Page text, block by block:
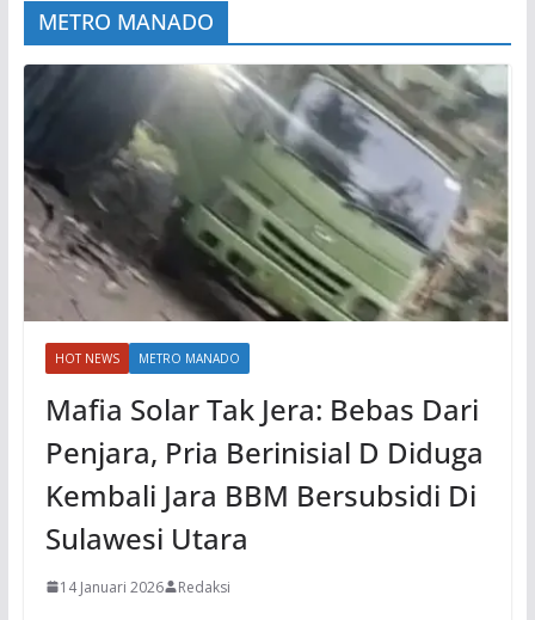
METRO MANADO
HOT NEWS METRO MANADO
Mafia Solar Tak Jera: Bebas Dari
Penjara, Pria Berinisial D Diduga
Kembali Jara BBM Bersubsidi Di
Sulawesi Utara
14 Januari 2026 Redaksi